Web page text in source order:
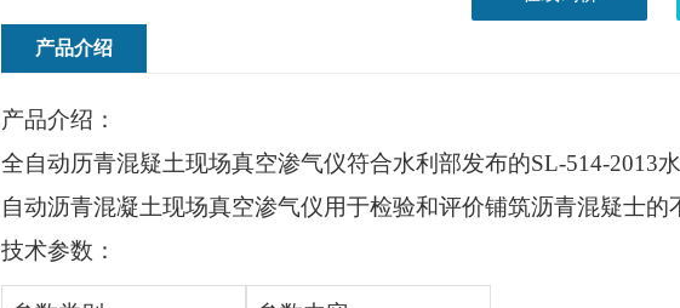
产品介绍
产品介绍：
全自动历青混疑土现场真空渗气仪符合水利部发布的SL-514-2013
自动沥青混凝土现场真空渗气仪用于检验和评价铺筑沥青混疑士的
技术参数：